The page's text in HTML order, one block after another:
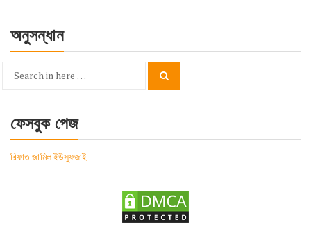
অনুসন্ধান
Search
ফেসবুক পেজ
রিফাত জামিল ইউসুফজাই